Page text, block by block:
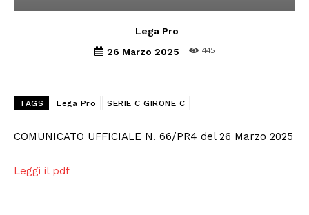
Lega Pro
26 Marzo 2025
445
TAGS Lega Pro SERIE C GIRONE C
COMUNICATO UFFICIALE N. 66/PR4 del 26 Marzo 2025
Leggi il pdf